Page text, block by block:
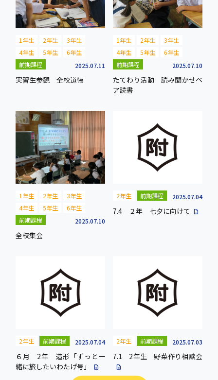
1年生 2年生
3年生
4年生
5年生
6年生
前期課程
2025.07.11
実習生参観 全校道徳
1年生 2年生
3年生
4年生
5年生
6年生
前期課程
2025.07.10
たてわり活動 読み聞かせペ
ア読書
1年生 2年生
3年生
4年生
5年生
6年生
前期課程
2025.07.10
全校集会
2年生 前期課程 2025.07.04
7.4 ２年 七夕に向けて description
2年生 前期課程 2025.07.04
６月 2年 造形「ずっと一
緒に旅したいわたげ号」
description
2年生 前期課程 2025.07.03
7.1 2年生 野菜作り相談会
description